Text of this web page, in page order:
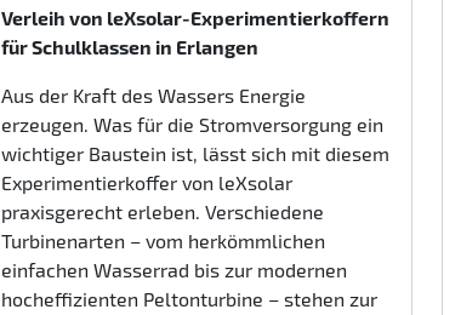
Verleih von leXsolar-Experimentierkoffern
für Schulklassen in Erlangen
Aus der Kraft des Wassers Energie
erzeugen. Was für die Stromversorgung ein
wichtiger Baustein ist, lässt sich mit diesem
Experimentierkoffer von leXsolar
praxisgerecht erleben. Verschiedene
Turbinenarten – vom herkömmlichen
einfachen Wasserrad bis zur modernen
hocheffizienten Peltonturbine – stehen zur